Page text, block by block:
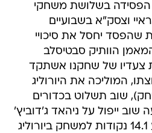
הפסידה בשלושת משחקי
וצסק"א בשבועיים
שהפסד יחסל את סיכויי
הוותיק סבטיסלב
צעדיו של שחקנו אשתקד
המוליכה את היורוליג
(38.9 למשחק), שוב תשלוט בכדורים
שוב ייפול על ניהאד ג'דוביץ'
ומלקולם דילייני, שקולע 14.1 נקודות למשחק ביורוליג